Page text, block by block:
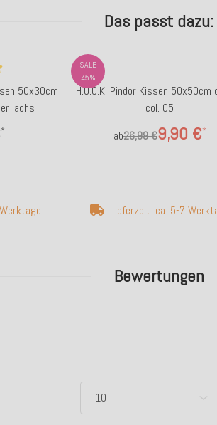
Bewertungen
Das passt dazu:
50x30cm
lachs
*
SALE
45%
H.O.C.K. Pindor Kissen 50x50cm
col. 05
ab
9,90 €*
26,99 €
Lieferzeit: ca. 5-7